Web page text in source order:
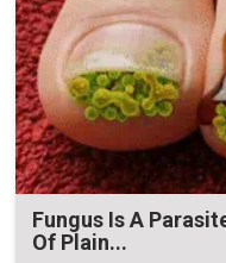
Fungus Is A
Of Plain...